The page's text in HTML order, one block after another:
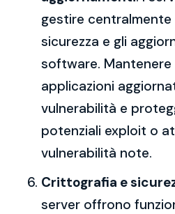
gestire
sicurezza e gli
software. Mantenere
applicazioni
vulnerabilità e
potenziali exploit o
vulnerabilità note.
Crittografia e
server offrono